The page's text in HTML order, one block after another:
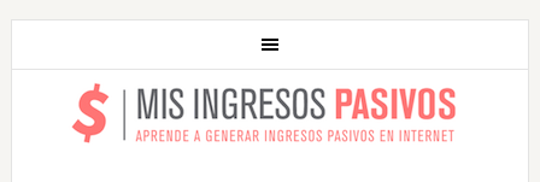
MIS INGRESOS
PASIVOS